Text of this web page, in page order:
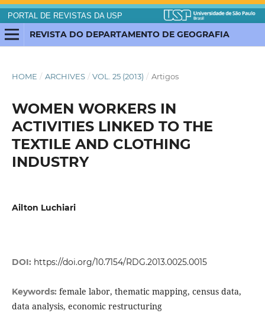
PORTAL DE REVISTAS DA USP
REVISTA DO DEPARTAMENTO DE GEOGRAFIA
HOME / ARCHIVES / VOL. 25 (2013) / Artigos
WOMEN WORKERS IN
ACTIVITIES LINKED TO THE
TEXTILE AND CLOTHING
INDUSTRY
Ailton Luchiari
DOI: https://doi.org/10.7154/RDG.2013.0025.0015
Keywords: female labor, thematic mapping, census data,
data analysis, economic restructuring